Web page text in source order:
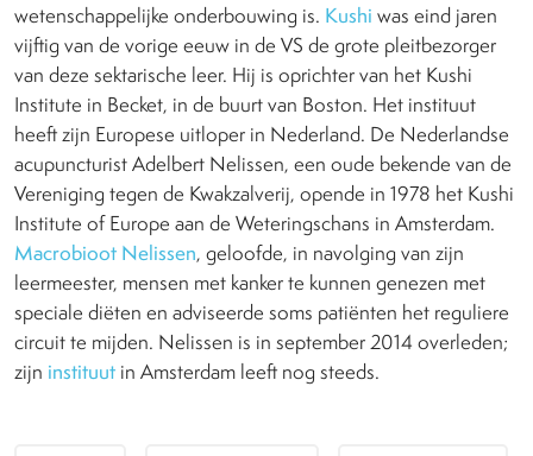
wetenschappelijke onderbouwing is. Kushi was eind jaren
vijftig van de vorige eeuw in de VS de grote pleitbezorger
van deze sektarische leer. Hij is oprichter van het Kushi
Institute in Becket, in de buurt van Boston. Het instituut
heeft zijn Europese uitloper in Nederland. De Nederlandse
acupuncturist Adelbert Nelissen, een oude bekende van de
Vereniging tegen de Kwakzalverij, opende in 1978 het Kushi
Institute of Europe aan de Weteringschans in Amsterdam.
Macrobioot Nelissen, geloofde, in navolging van zijn
leermeester, mensen met kanker te kunnen genezen met
speciale diëten en adviseerde soms patiënten het reguliere
circuit te mijden. Nelissen is in september 2014 overleden;
zijn instituut in Amsterdam leeft nog steeds.